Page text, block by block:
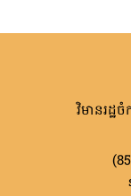
វិមានរដ្ឋ